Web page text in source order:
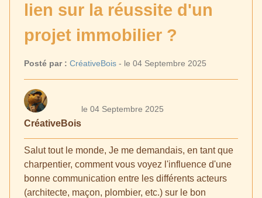
lien sur la réussite d'un
projet immobilier ?
Posté par : CréativeBois - le 04 Septembre 2025
CréativeBois
le 04 Septembre 2025
Salut tout le monde, Je me demandais, en tant que
charpentier, comment vous voyez l'influence d'une
bonne communication entre les différents acteurs
(architecte, maçon, plombier, etc.) sur le bon